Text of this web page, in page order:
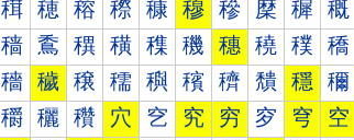
穁 穂 穃 穄 穅 穆 穇 穈 穉 穊
穑 穒 穓 穔 穕 穖 穗 穘 穙 穚
穡 穢 穣 穤 穥 穦 穧 穨 穩 穪
穱 穲 穳 穴 穵 究 穷 穸 穹 空